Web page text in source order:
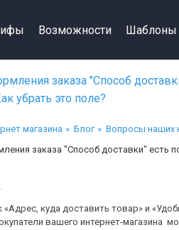
Возможности Шаблоны
заказа "Способ
убрать это поле?
магазина Блог
Вопросы наших
заказа "Способ доставки" есть
«Адрес, куда доставить товар» и
вашего интернет-магазина